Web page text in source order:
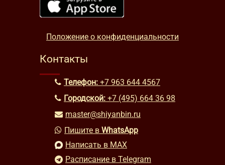
Положение о конфиденциальности
Контакты
Телефон: +7 963 644 4567
Городской: +7 (495) 664 36 98
master@shiyanbin.ru
Пишите в WhatsApp
Написать в MAX
Расписание в Telegram